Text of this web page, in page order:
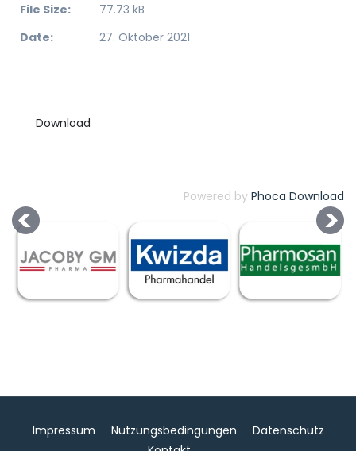
File Size:
77.73 kB
Date:
27. Oktober 2021
Powered by Phoca Download
Impressum Nutzungsbedingungen
Datenschutz